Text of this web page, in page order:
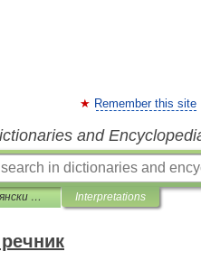
Remember this site
and
Църковнославянски речник Interpretations